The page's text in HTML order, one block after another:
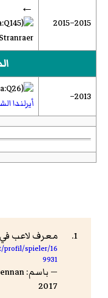
2015–2015
←
Stranraer
2013–
أيرلندا
معرف لاعب في
profil/spieler/16
9931
2017